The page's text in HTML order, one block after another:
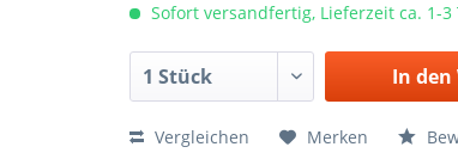
Sofort versandfertig, Lieferzeit ca. 1-3
In den
Vergleichen Merken